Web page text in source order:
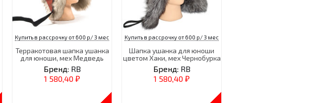
Купить в рассрочку от 600 р/ 3 мес
Терракотовая шапка ушанка
для юноши, мех Медведь
Бренд: RB
1 580,40 ₽
Купить в рассрочку от 600 р/ 3 мес
Шапка ушанка для юноши
цветом Хаки, мех Чернобурка
Бренд: RB
1 580,40 ₽